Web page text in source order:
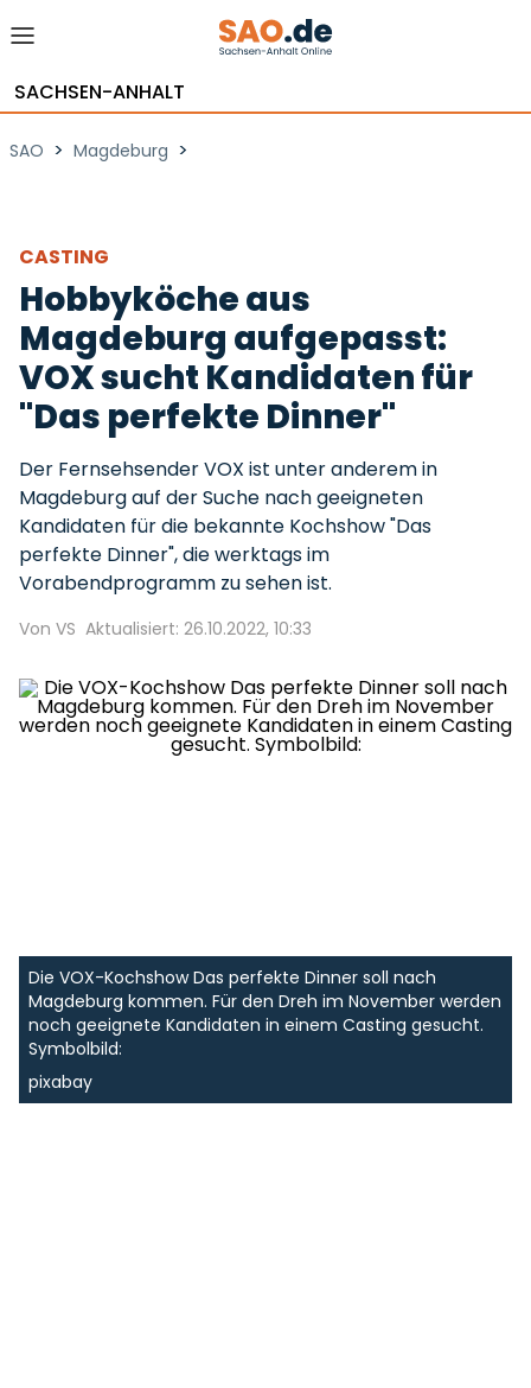
SACHSEN-ANHALT
SAO > Magdeburg >
CASTING
Hobbyköche aus
Magdeburg aufgepasst:
VOX sucht Kandidaten für
"Das perfekte Dinner"
Der Fernsehsender VOX ist unter anderem in
Magdeburg auf der Suche nach geeigneten
Kandidaten für die bekannte Kochshow "Das
perfekte Dinner", die werktags im
Vorabendprogramm zu sehen ist.
Von VS Aktualisiert: 26.10.2022, 10:33
Die VOX-Kochshow Das perfekte Dinner soll nach
Magdeburg kommen. Für den Dreh im November werden
noch geeignete Kandidaten in einem Casting gesucht.
Symbolbild:
pixabay